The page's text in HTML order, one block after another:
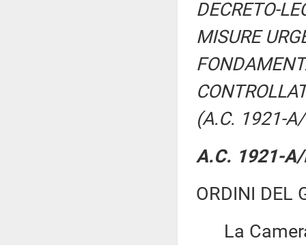
DECRETO-
MISURE
(A.C. 1921-
A.C. 1921-
ORDINI DEL
La